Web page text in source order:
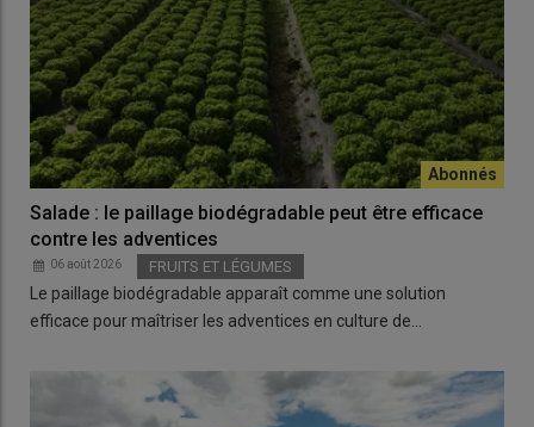
Salade : le paillage biodégradable peut être efficace
contre les adventices
06 août 2026 FRUITS ET LÉGUMES
Le paillage biodégradable apparaît comme une solution
efficace pour maîtriser les adventices en culture de…